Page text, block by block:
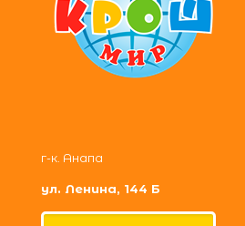
г-к. Анапа
ул. Ленина, 144 Б